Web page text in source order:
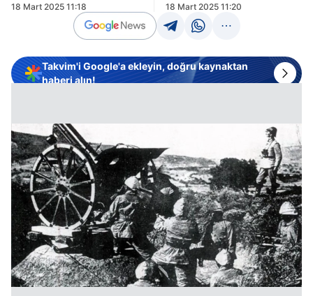
18 Mart 2025 11:18
18 Mart 2025 11:20
Takvim'i Google'a ekleyin, doğru kaynaktan
haberi alın!